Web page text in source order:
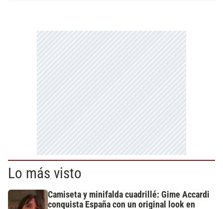
Lo más visto
Camiseta y minifalda cuadrillé: Gime Accardi
conquista España con un original look en